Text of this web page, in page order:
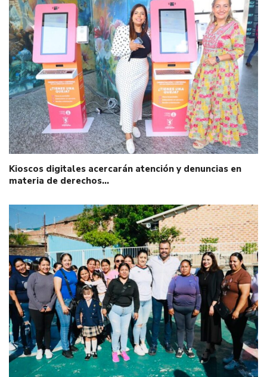
Kioscos digitales acercarán atención y denuncias en
materia de derechos…